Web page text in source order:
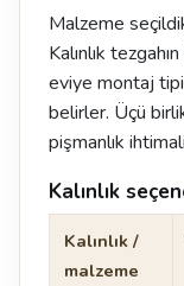
Malzeme
Kalınlık
eviye montaj
belirler. Üçü
pişmanlık
Kalınlık
Kalınlık /
malzeme